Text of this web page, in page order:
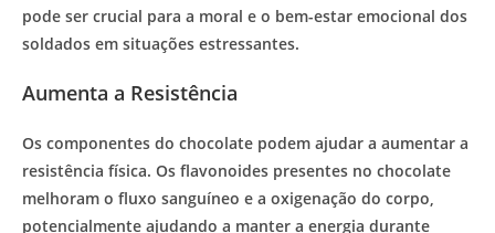
pode ser crucial para a moral e o bem-estar emocional dos
soldados em situações estressantes.
Aumenta a Resistência
Os componentes do chocolate podem ajudar a aumentar a
resistência física. Os flavonoides presentes no chocolate
melhoram o fluxo sanguíneo e a oxigenação do corpo,
potencialmente ajudando a manter a energia durante